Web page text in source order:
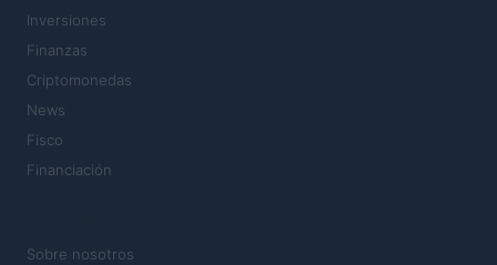
Inversiones
Finanzas
Criptomonedas
News
Fisco
Financiación
Sobre nosotros